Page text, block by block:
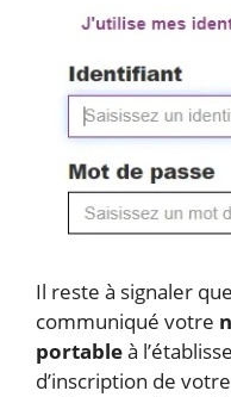
Il reste à signaler
communiqué votre
portableà
d’inscription de